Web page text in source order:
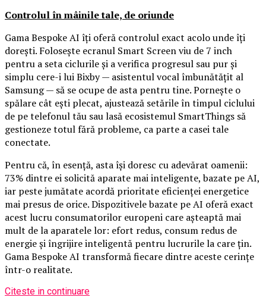
Controlul în mâinile tale, de oriunde
Gama Bespoke AI îți oferă controlul exact acolo unde îți
dorești. Folosește ecranul Smart Screen viu de 7 inch
pentru a seta ciclurile și a verifica progresul sau pur și
simplu cere-i lui Bixby — asistentul vocal îmbunătățit al
Samsung — să se ocupe de asta pentru tine. Pornește o
spălare cât ești plecat, ajustează setările în timpul ciclului
de pe telefonul tău sau lasă ecosistemul SmartThings să
gestioneze totul fără probleme, ca parte a casei tale
conectate.
Pentru că, în esență, asta își doresc cu adevărat oamenii:
73% dintre ei solicită aparate mai inteligente, bazate pe AI,
iar peste jumătate acordă prioritate eficienței energetice
mai presus de orice. Dispozitivele bazate pe AI oferă exact
acest lucru consumatorilor europeni care așteaptă mai
mult de la aparatele lor: efort redus, consum redus de
energie și îngrijire inteligentă pentru lucrurile la care țin.
Gama Bespoke AI transformă fiecare dintre aceste cerințe
într-o realitate.
Citeste in continuare